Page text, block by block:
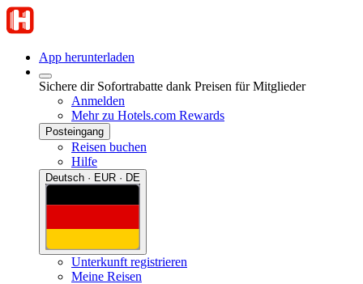
App herunterladen
Sichere dir Sofortrabatte dank Preisen für Mitglieder
Anmelden
Mehr zu Hotels.com Rewards
Posteingang
Reisen buchen
Hilfe
Deutsch · EUR · DE
Unterkunft registrieren
Meine Reisen